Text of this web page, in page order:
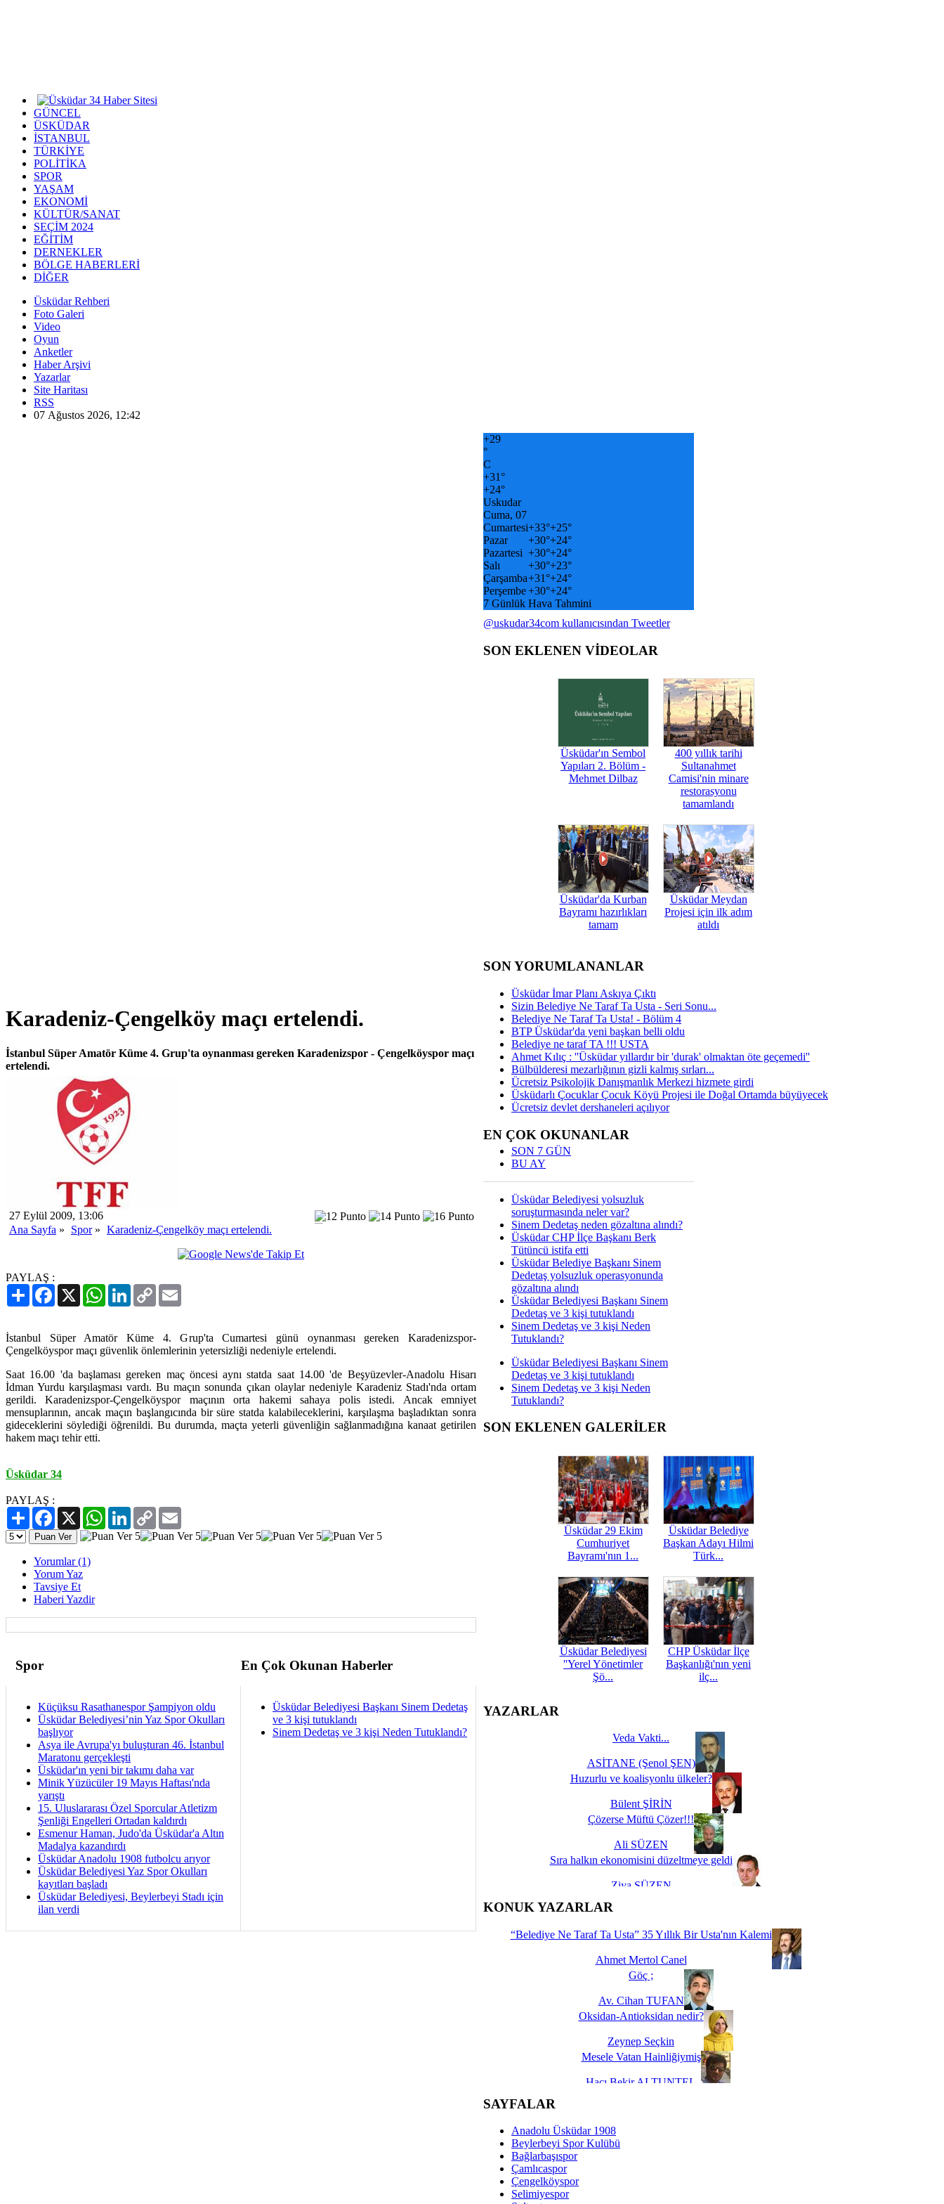
GÜNCEL
ÜSKÜDAR
İSTANBUL
TÜRKİYE
POLİTİKA
SPOR
YAŞAM
EKONOMİ
KÜLTÜR/SANAT
SEÇİM 2024
EĞİTİM
DERNEKLER
BÖLGE HABERLERİ
DİĞER
Üsküdar Rehberi
Foto Galeri
Video
Oyun
Anketler
Haber Arşivi
Yazarlar
Site Haritası
RSS
07 Ağustos 2026, 12:42
Karadeniz-Çengelköy maçı ertelendi.
İstanbul Süper Amatör Küme 4. Grup'ta oynanması gereken Karadenizspor - Çengelköyspor maçı
ertelendi.
27 Eylül 2009, 13:06
Ana Sayfa » Spor» Karadeniz-Çengelköy maçı ertelendi.
PAYLAŞ :
PaylaşFacebook
X WhatsAppLinkedIn
Copy
Link
İstanbul Süper Amatör Küme 4. Grup'ta Cumartesi günü oynanması gereken Karadenizspor-
Çengelköyspor maçı güvenlik önlemlerinin yetersizliği nedeniyle ertelendi.
Saat 16.00 'da başlaması gereken maç öncesi aynı statda saat 14.00 'de Beşyüzevler-Anadolu Hisarı
İdman Yurdu karşılaşması vardı. Bu maçın sonunda çıkan olaylar nedeniyle Karadeniz Stadı'nda ortam
gerildi. Karadenizspor-Çengelköyspor maçının orta hakemi sahaya polis istedi. Ancak emniyet
mensuplarının, ancak maçın başlangıcında bir süre statda kalabileceklerini, karşılaşma başladıktan sonra
gideceklerini söylediği öğrenildi. Bu durumda, maçta yeterli güvenliğin sağlanmadığına kanaat getirilen
hakem maçı tehir etti.
Üsküdar 34
PAYLAŞ :
PaylaşFacebook
X WhatsAppLinkedIn
Copy
Link
Yorumlar (1)
Yorum Yaz
Tavsiye Et
Haberi Yazdir
Spor En Çok Okunan Haberler
Küçüksu Rasathanespor Şampiyon oldu
Üsküdar Belediyesi’nin Yaz Spor Okulları
başlıyor
Asya ile Avrupa'yı buluşturan 46. İstanbul
Maratonu gerçekleşti
Üsküdar'ın yeni bir takımı daha var
Minik Yüzücüler 19 Mayıs Haftası'nda
yarıştı
15. Uluslararası Özel Sporcular Atletizm
Şenliği Engelleri Ortadan kaldırdı
Esmenur Haman, Judo'da Üsküdar'a Altın
Madalya kazandırdı
Üsküdar Anadolu 1908 futbolcu arıyor
Üsküdar Belediyesi Yaz Spor Okulları
kayıtları başladı
Üsküdar Belediyesi, Beylerbeyi Stadı için
ilan verdi
Üsküdar Belediyesi Başkanı Sinem Dedetaş
ve 3 kişi tutuklandı
Sinem Dedetaş ve 3 kişi Neden Tutuklandı?
+29
°
C
+31°
+24°
Uskudar
Cuma, 07
Cumartesi+33°+25°
Pazar
+30°+24°
Pazartesi +30°+24°
Salı
+30°+23°
Çarşamba+31°+24°
Perşembe+30°+24°
7 Günlük Hava Tahmini
@uskudar34com kullanıcısından Tweetler
SON EKLENEN VİDEOLAR
Üsküdar'ın Sembol
Yapıları 2. Bölüm -
Mehmet Dilbaz
400 yıllık tarihi
Sultanahmet
Camisi'nin minare
restorasyonu
tamamlandı
Üsküdar'da Kurban
Bayramı hazırlıkları
tamam
Üsküdar Meydan
Projesi için ilk adım
atıldı
SON YORUMLANANLAR
Üsküdar İmar Planı Askıya Çıktı
Sizin Belediye Ne Taraf Ta Usta - Seri Sonu...
Belediye Ne Taraf Ta Usta! - Bölüm 4
BTP Üsküdar'da yeni başkan belli oldu
Belediye ne taraf TA !!! USTA
Ahmet Kılıç : ''Üsküdar yıllardır bir 'durak' olmaktan öte geçemedi''
Bülbülderesi mezarlığının gizli kalmış sırları...
Ücretsiz Psikolojik Danışmanlık Merkezi hizmete girdi
Üsküdarlı Çocuklar Çocuk Köyü Projesi ile Doğal Ortamda büyüyecek
Ücretsiz devlet dershaneleri açılıyor
EN ÇOK OKUNANLAR
SON 7 GÜN
BU AY
Üsküdar Belediyesi yolsuzluk
soruşturmasında neler var?
Sinem Dedetaş neden gözaltına alındı?
Üsküdar CHP İlçe Başkanı Berk
Tütüncü istifa etti
Üsküdar Belediye Başkanı Sinem
Dedetaş yolsuzluk operasyonunda
gözaltına alındı
Üsküdar Belediyesi Başkanı Sinem
Dedetaş ve 3 kişi tutuklandı
Sinem Dedetaş ve 3 kişi Neden
Tutuklandı?
Üsküdar Belediyesi Başkanı Sinem
Dedetaş ve 3 kişi tutuklandı
Sinem Dedetaş ve 3 kişi Neden
Tutuklandı?
SON EKLENEN GALERİLER
Üsküdar 29 Ekim
Cumhuriyet
Bayramı'nın 1...
Üsküdar Belediye
Başkan Adayı Hilmi
Türk...
Üsküdar Belediyesi
''Yerel Yönetimler
Şö...
CHP Üsküdar İlçe
Başkanlığı'nın yeni
ilç...
YAZARLAR
Veda Vakti...
ASİTANE (Şenol ŞEN)
Huzurlu ve koalisyonlu ülkeler?
Bülent ŞİRİN
Çözerse Müftü Çözer!!!
Ali SÜZEN
Sıra halkın ekonomisini düzeltmeye geldi
Ziya SÜZEN
İşte Biz buyuz...
KONUK YAZARLAR
“Belediye Ne Taraf Ta Usta” 35 Yıllık Bir Usta'nın Kalemi
Ahmet Mertol Canel
Göç ;
Av. Cihan TUFAN
Oksidan-Antioksidan nedir?
Zeynep Seçkin
Mesele Vatan Hainliğiymiş
Hacı Bekir ALTUNTEL
Dünya Fani, Ama Kısa Bir Süre De Olsa Burdayız
Hukukun Adaleti Kalmadı Üstadım!
SAYFALAR
Anadolu Üsküdar 1908
Beylerbeyi Spor Kulübü
Bağlarbaşıspor
Çamlıcaspor
Çengelköyspor
Selimiyespor